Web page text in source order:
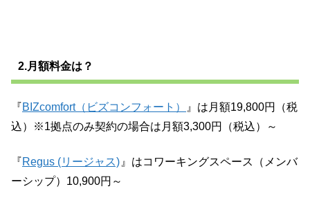
2.月額料金は？
『 BIZcomfort（ビズコンフォート）
』は月額19,800円（税
込）※1拠点のみ契約の場合は月額3,300円（税込）～
『Regus (リージャス) 』はコワーキングスペース（メンバ
ーシップ）10,900円～